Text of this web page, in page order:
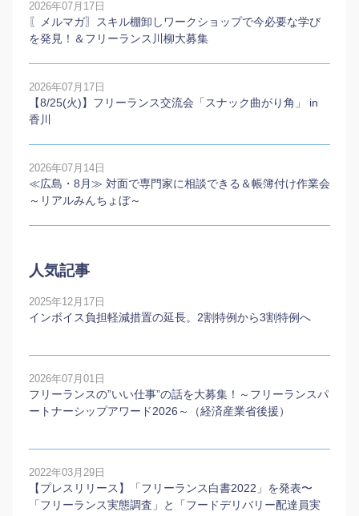
2026年07月17日
〖メルマガ〗スキル棚卸しワークショップで今必要な学び
を発見！＆フリーランス川柳大募集
2026年07月17日
【8/25(火)】フリーランス交流会「スナック曲がり角」 in
香川
2026年07月14日
≪広島・8月≫ 対面で専門家に相談できる＆帳簿付け作業会
～リアルみんちょぼ～
人気記事
2025年12月17日
インボイス負担軽減措置の延長。2割特例から3割特例へ
2026年07月01日
フリーランスの”いい仕事”の話を大募集！～フリーランスパ
ートナーシップアワード2026～（経済産業省後援）
2022年03月29日
【プレスリリース】「フリーランス白書2022」を発表〜
「フリーランス実態調査」と「フードデリバリー配達員実